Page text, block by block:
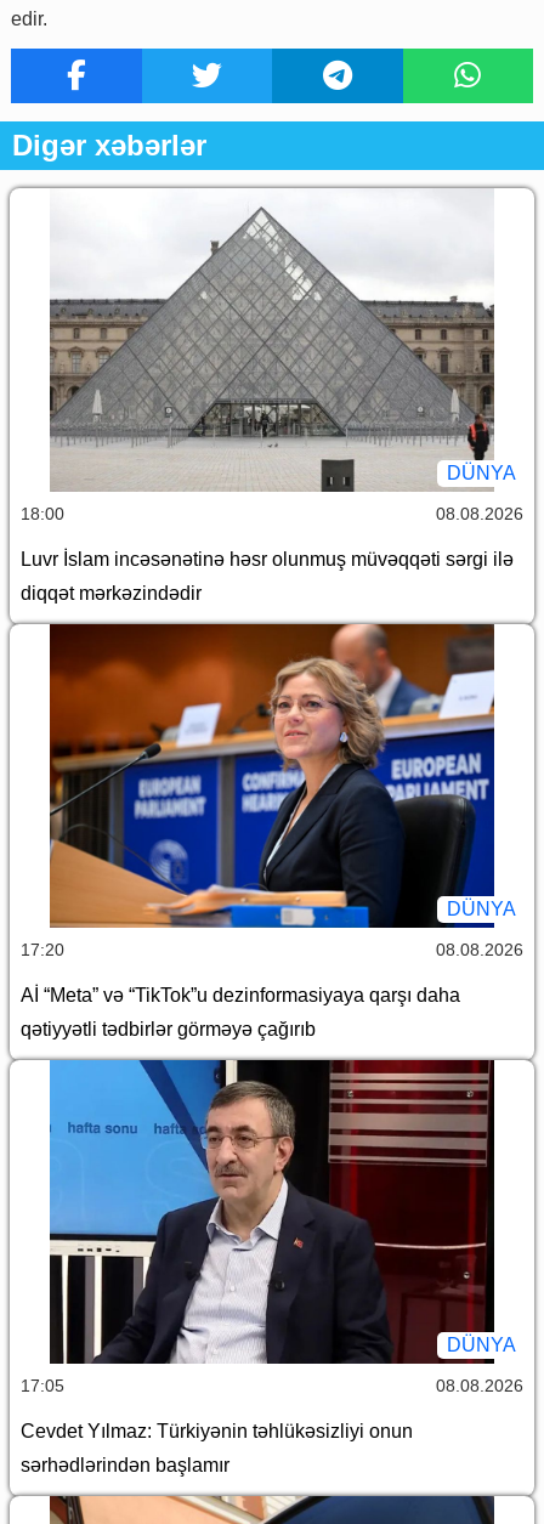
edir.
Digər xəbərlər
DÜNYA
18:00 08.08.2026
Luvr İslam incəsənətinə həsr olunmuş müvəqqəti sərgi ilə
diqqət mərkəzindədir
DÜNYA
17:20 08.08.2026
Aİ “Meta” və “TikTok”u dezinformasiyaya qarşı daha
qətiyyətli tədbirlər görməyə çağırıb
DÜNYA
17:05 08.08.2026
Cevdet Yılmaz: Türkiyənin təhlükəsizliyi onun
sərhədlərindən başlamır